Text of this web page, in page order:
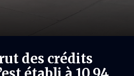
des crédits